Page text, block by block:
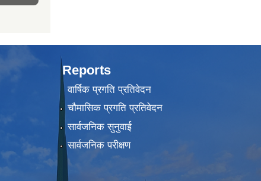
Reports
वार्षिक प्रगति प्रतिवेदन
चौमासिक प्रगति प्रतिवेदन
सार्वजनिक सुनुवाई
सार्वजनिक परीक्षण